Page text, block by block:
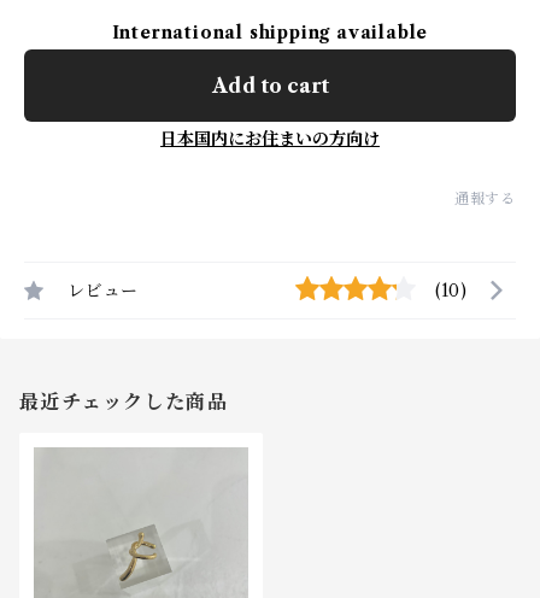
International shipping available
Add to cart
日本国内にお住まいの方向け
通報する
レビュー (10)
最近チェックした商品